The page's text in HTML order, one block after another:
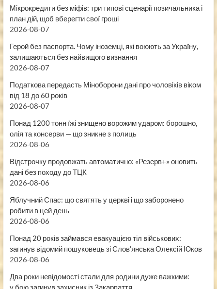
Мікрокредити без міфів: три типові сценарії позичальника і
план дій, щоб вберегти свої гроші
2026-08-07
Герой без паспорта. Чому іноземці, які воюють за Україну,
залишаються без найвищого визнання
2026-08-07
Податкова передасть Міноборони дані про чоловіків віком
від 18 до 60 років
2026-08-07
Понад 1200 тонн їжі знищено ворожим ударом: борошно,
олія та консерви — що зникне з полиць
2026-08-06
Відстрочку продовжать автоматично: «Резерв+» оновить
дані без походу до ТЦК
2026-08-06
Яблучний Спас: що святять у церкві і що заборонено
робити в цей день
2026-08-06
Понад 20 років займався евакуацією тіл військових:
загинув відомий пошуковець зі Слов’янська Олексій Юков
2026-08-06
Два роки невідомості стали для родини дуже важкими:
у бою загинув захисник із Закарпаття